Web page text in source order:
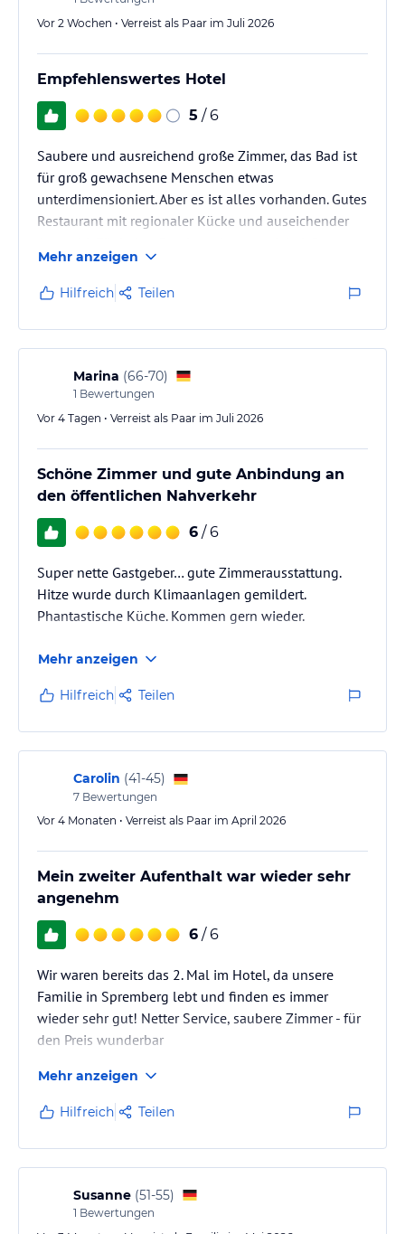
Vor 2 Wochen • Verreist als Paar im Juli 2026
Empfehlenswertes Hotel
5 / 6
Saubere und ausreichend große Zimmer, das Bad ist
für groß gewachsene Menschen etwas
unterdimensioniert. Aber es ist alles vorhanden. Gutes
Restaurant mit regionaler Kücke und auseichender
Getränkeangebot mit mehreren Bier- iund Weinsorten.
Sehr großes Angebot an alkoholischen Getränken z.B.
Cocktails. Sehr nettes Personal. Großer Parkplatz.
Abschließbare Möglichkeit, um Fahrräder
unterzustellen.
Mehr anzeigen
Hilfreich Teilen
Marina (66-70)
1 Bewertungen
Vor 4 Tagen • Verreist als Paar im Juli 2026
Schöne Zimmer und gute Anbindung an
den öffentlichen Nahverkehr
6 / 6
Super nette Gastgeber… gute Zimmerausstattung.
Hitze wurde durch Klimaanlagen gemildert.
Phantastische Küche. Kommen gern wieder.
Mehr anzeigen
Hilfreich Teilen
Carolin (41-45)
7 Bewertungen
Vor 4 Monaten • Verreist als Paar im April 2026
Mein zweiter Aufenthalt war wieder sehr
angenehm
6 / 6
Wir waren bereits das 2. Mal im Hotel, da unsere
Familie in Spremberg lebt und finden es immer
wieder sehr gut! Netter Service, saubere Zimmer - für
den Preis wunderbar
Mehr anzeigen
Hilfreich Teilen
Susanne (51-55)
1 Bewertungen